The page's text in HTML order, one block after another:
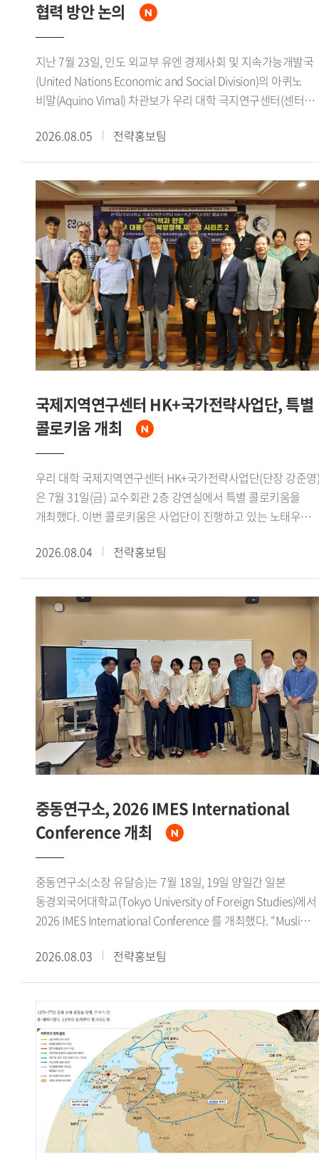
상상 의 형벌로 전환되었으며, 중형인 동시에 사형을 감면하는
황제의 은혜라는 이중적 성격을 지녔음을 강조했다.이번
실상을 함께 검토하고, 한 당 사이에 진행된 형벌제도의
장기적인 변화를 이해하는 뜻깊은 자리였다. 특히 유배가
단순한 형벌에 그치지 않고 국가권력에 의한 인구 이동과 변경
있었음을 확인함으로써 생태접경의 관점에서 당대의 국가와
공간, 인간의 관계를 새롭게 생각해 보는 기회가 됐다.
협력 방안 논의
지난 7월 23일, 인도 외교부 유엔 경제사회 및 지속가능개발국
(United Nations Economic and Social Division)의 아퀴노
비말(Aquino Vimal) 차관보가 우리 대학 극지연구센터(센터장
협력 확대 방안을 논의했다.이번 면담에서 아퀴노 비말
차관보는 인도 정부가 최근 대학과 연구기관을 중심으로 극지
연구를 적극 장려하고 있다며, 우리 대학 극지연구센터와의
연구 협력 필요성을 강조했다. 또한 인도 극지 연구 분야의 주요
대학 및 연구기관과 우리 대학 극지연구센터를 연결해 양국
대학 간 지속적인 연구 협력 기반을 마련하고 싶다는 뜻을
밝혔다.이어 인도 정부는 기후변화가 농업에 미치는 영향, 극지
빙하 융해에 따른 해수면 상승, 기후변화 취약지역 주민들의
생활환경 변화 등 글로벌 기후위기에 대응하기 위한 연구를
국가 정책의 주요 과제로 추진하고 있다고 설명하며, 관련
분야에서 국제 공동연구의 중요성을 강조했다.이날 면담에는
인도 측에서 아퀴노 비말 차관보를 비롯해 인도지구과학부
선임연구관 아파르나 슈클라(Aparna Shukla) 박사, 나만
가하나 나브야 제임스(Gahana Navya James) 인도 외교부
유엔 경제 사회 및 지속가능개발국 사무관이 참석했다.우리
"극지연구센터는 인도 정부의 극지 연구 확대와 장려 필요성에
관한 의견을 존중하며, 양국 대학 및 연구기관 간 네트워크
구축과 공동연구 활성화를 위한 협력 거점 역할을 수행할 수
있도록 최선을 다하겠다"고 밝혔다.
2026.08.05 전략홍보팀
국제지역연구센터 HK+국가전략사업단, 특별
콜로키움 개최
우리 대학 국제지역연구센터 HK+국가전략사업단(단장 강준
은 7월 31일(금) 교수회관 2층 강연실에서 특별 콜로키움을
개최했다. 이번 콜로키움은 사업단이 진행하고 있는 노태우
특명전권대사를 역임했던 신정승 동서대학교
동아시아연구원장이 연사로 초청되어 노태우 대통령의
북방정책과 1992년 한중수교 과정의 역사적 의미를
재조명했다.신 원장은 먼저 1970년대 이후 중국과 서방세계의
1979년 미중 수교에 이어 1980년대 말에는 소련 동구권의
붕괴로 냉전체제가 급속히 와해되었다고 설명했다. 그는 이
시기 자유주의 확산과 세계화가 맞물리면서 중국이 서방의
'화평연변(和平演變)'을 경계하는 한편, 1989년 천안문 사태로
인한 국제사회의 대중 제재 국면 속에서도 한중 양국은
실질적인 관계 개선을 모색해 왔다고 밝혔다.이어 중국이
1978년 11기 3중전회를 계기로 계급투쟁 노선에서 경제건설
개선의 필요성을 인식하기 시작했으며, 한국 역시 홍콩을 통한
간접무역과 1983년 중국 민항기 불시착 사건, 1985년 어뢰정
반환 교섭 등에서 보인 우호적 태도로 중국 지도부의 신뢰를
얻었다고 소개했다. 특히 1988년 노태우 대통령의 7 7 선언을
북방외교의 실질적 출발점으로 규정하고, 서울올림픽과 베이징
아시안게임을 계기로 한 스포츠 교류가 양국간 신뢰 축적에
기여했다고 강조했다. 이후 1990년 한소수교와 1991년 남북한
계기가 되었다고 주장했다.신 원장은 한국이 한반도 평화
안정을 위한 중국의 협조, 거대한 잠재시장으로서의 중국 경제,
그리고 국제무대에서의 위상 제고라는 세 가지 측면에서
수교의 필요성을 인식하고 있었음을 강조하면서, 중국 역시
덩샤오핑의 언급을 인용하며 한국과의 경제협력 확대와 대만에
대한 외교적 고립 효과를 함께 기대하고 있었다고 분석했다.
수교 협상에 앞서 한국 정부는 중국과 수교한 다른 나라들의
선례를 분석하고 중국 인사들의 발언을 정리하는 등 치밀한
사전 준비를 거쳤다고 밝혔다. 1992년 8월 24일 베이징 조어대
국빈관에서 이상옥 외무장관과 첸치천 외교부장이
수교공동성명과 양해각서에 서명함으로써 한중수교가 공식
2026.08.04 전략홍보팀
중동연구소, 2026 IMES International
Conference 개최
중동연구소(소장 유달승)는 7월 18일, 19일 양일간 일본
동경외국어대학교(Tokyo University of Foreign Studies)에서
2026 IMES International Conference 를 개최했다. "Muslims
Societies"라는 주제로 열린 이번 학술대회는 동아시아의
무슬림 이주 문제를 연구하는 한국과 일본 학자들의 학술
교류를 위해 마련됐다.7월 18일 학술대회 제1세션에서는
김정아 전임연구원이 'The Reception and Transformation of
Arabic Literature in Korea: A Study of 'The Jackal and the
Sea' in Oh Soo-yeon's The Golden Roof in Relation to
Kalīla wa Dimna'라는 제목의 발표를 통해 아랍 고전
『칼릴라와 딤나』가 오수연의 『황금지붕』 중 「재칼과
바다의 장」에서 수용 재구성되는 양상을 분석하고, 아랍
고전문학과 한국 현대문학이 교차하며 새로운 의미를 형성하는
'제3의 공간'을 제시했다.Ishinomaki Senshu University의
2026.08.03 전략홍보팀